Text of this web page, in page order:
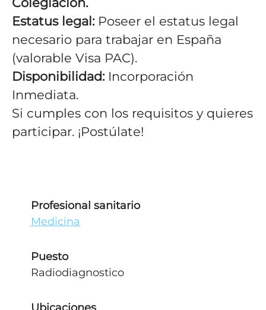
Estatus legal: Poseer el estatus legal
necesario para trabajar en España
(valorable Visa PAC).
Disponibilidad: Incorporación
Inmediata.
Si cumples con los requisitos y quieres
participar. ¡Postúlate!
Profesional sanitario
Medicina
Puesto
Radiodiagnostico